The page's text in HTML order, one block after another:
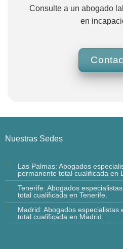
Consulte a un abogado
en
Nuestras Sedes
Las Palmas: Abogados
permanente total cualificada en
Tenerife: Abogados
total cualificada en Tenerife.
Madrid: Abogados especialistas
total cualificada en Madrid.